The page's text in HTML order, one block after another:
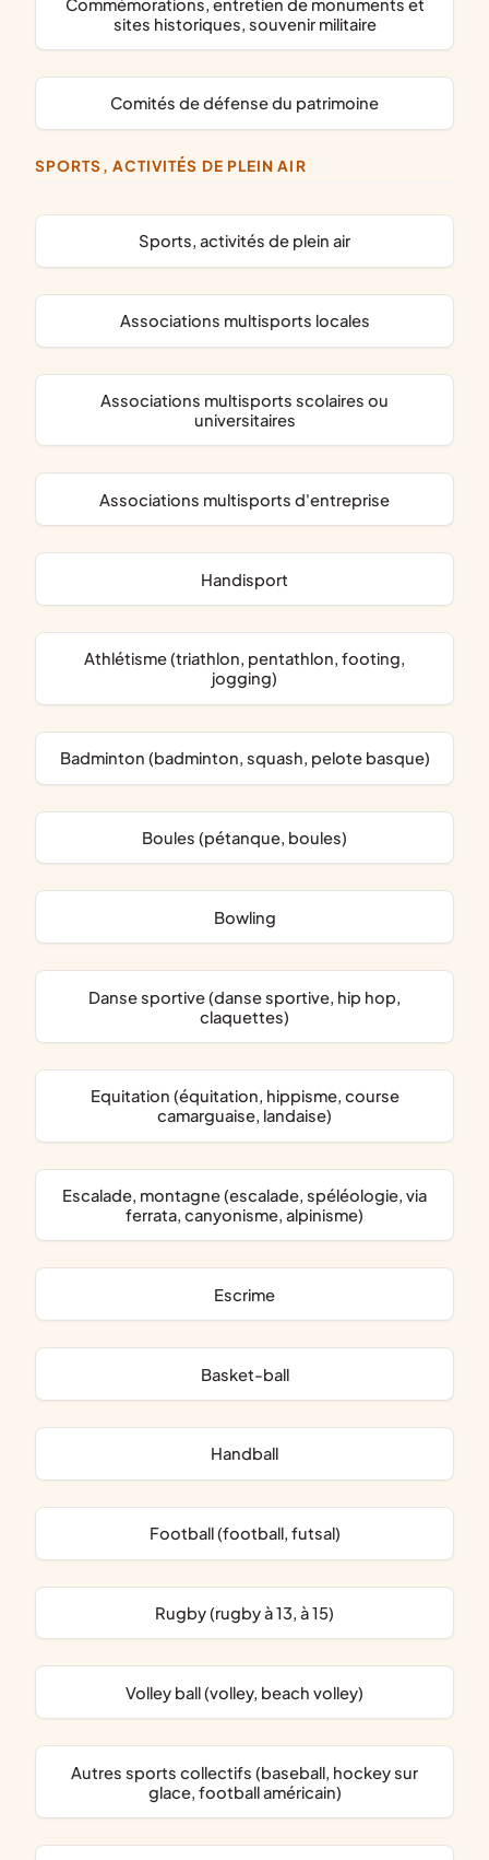
sites historiques, souvenir militaire
comités de défense du patrimoine
SPORTS, ACTIVITÉS DE PLEIN AIR
Sports, activités de plein air
associations multisports locales
associations multisports scolaires ou
universitaires
associations multisports d'entreprise
handisport
Athlétisme (triathlon, pentathlon, footing,
jogging)
Badminton (badminton, squash, pelote basque)
Boules (pétanque, boules)
Bowling
Danse sportive (danse sportive, hip hop,
claquettes)
Equitation (équitation, hippisme, course
camarguaise, landaise)
Escalade, montagne (escalade, spéléologie, via
ferrata, canyonisme, alpinisme)
Escrime
Basket-ball
Handball
Football (football, futsal)
Rugby (rugby à 13, à 15)
Volley ball (volley, beach volley)
Autres sports collectifs (baseball, hockey sur
glace, football américain)